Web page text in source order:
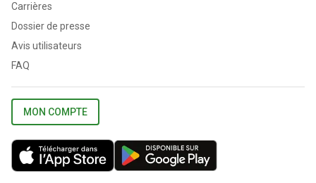
Carrières
Dossier de presse
Avis utilisateurs
FAQ
MON COMPTE